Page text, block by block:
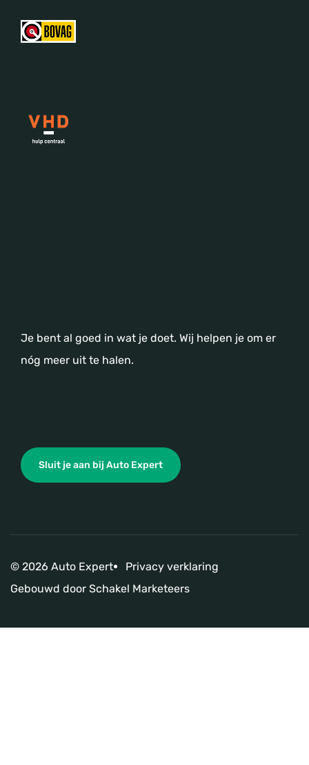
Je bent al goed in wat je doet. Wij helpen je om er
nóg meer uit te halen.
Sluit je aan bij Auto Expert
© 2026 Auto Expert
Privacy verklaring
Gebouwd door Schakel Marketeers